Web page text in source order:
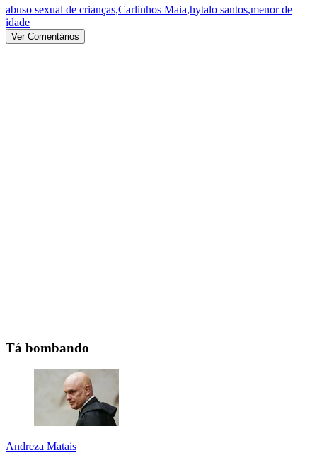
abuso sexual de crianças,Carlinhos Maia,hytalo santos,menor de
idade
Ver Comentários
Tá bombando
Andreza Matais